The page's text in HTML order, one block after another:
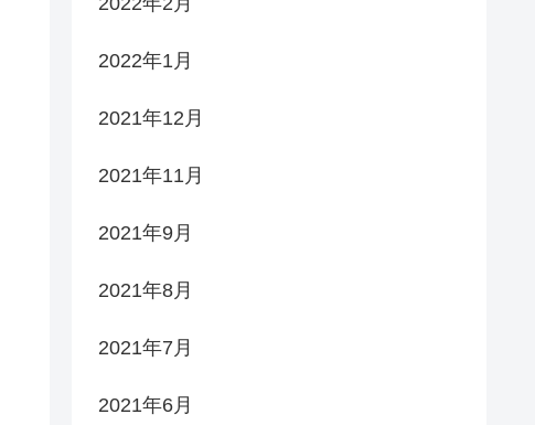
2022年1月
2021年12月
2021年11月
2021年9月
2021年8月
2021年7月
2021年6月